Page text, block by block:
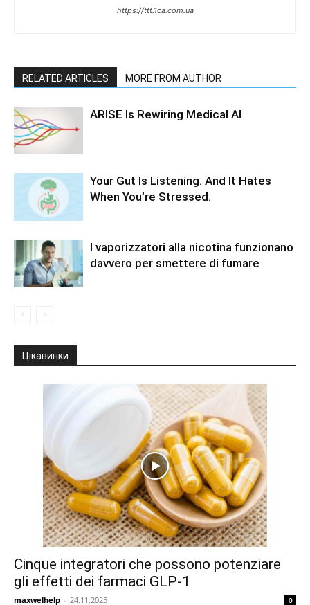
https://ttt.1ca.com.ua
RELATED ARTICLES MORE FROM AUTHOR
ARISE Is Rewiring Medical AI
Your Gut Is Listening. And It Hates
When You’re Stressed.
I vaporizzatori alla nicotina funzionano
davvero per smettere di fumare
Цікавинки
Cinque integratori che possono potenziare
gli effetti dei farmaci GLP-1
maxwelhelp - 24.11.2025 0